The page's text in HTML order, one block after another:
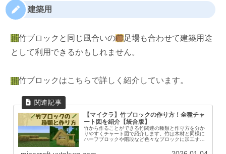
建築用
竹ブロックと同じ風合いの
足場も合わせて建築用途
として利用できるかもしれません。
竹ブロックはこちらで詳しく紹介しています。
【マイクラ】竹ブロックの作り方！全種チャ
ート図を紹介【統合版】
竹から作ることができる竹関連の種類と作り方を分か
りやすくチャート図で紹介します。竹は木材と同様に
ハーフブロックや階段など色々なブロックに加工する
竹のブロック、竹の板材と竹細工の大きく３種類あ